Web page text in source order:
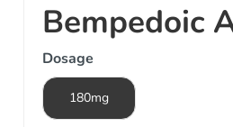
Bempedoic
Dosage
180mg